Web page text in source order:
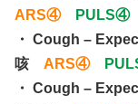
ARS④PULS④
・ Cough –
咳 ARS④
・ Cough –